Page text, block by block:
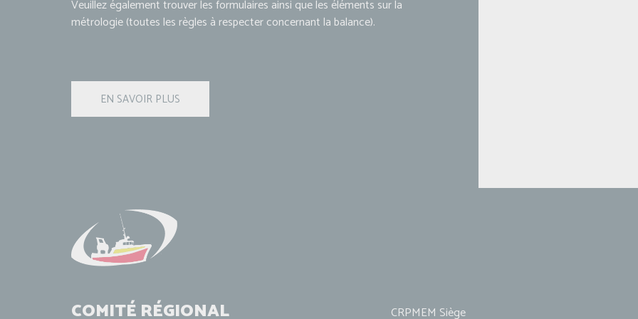
Veuillez également trouver les formulaires ainsi que les éléments sur la
métrologie (toutes les règles à respecter concernant la balance).
COMITÉ RÉGIONAL CRPMEM Siège